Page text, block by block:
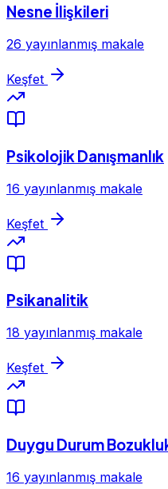
Nesne İlişkileri
26 yayınlanmış makale
Keşfet
Psikolojik Danışmanlık
16 yayınlanmış makale
Keşfet
Psikanalitik
18 yayınlanmış makale
Keşfet
Duygu Durum
16 yayınlanmış makale